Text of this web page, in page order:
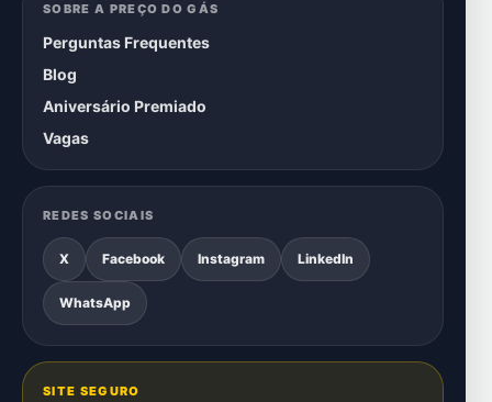
SOBRE A PREÇO DO GÁS
Perguntas Frequentes
Blog
Aniversário Premiado
Vagas
REDES SOCIAIS
X Facebook Instagram LinkedIn
WhatsApp
SITE SEGURO